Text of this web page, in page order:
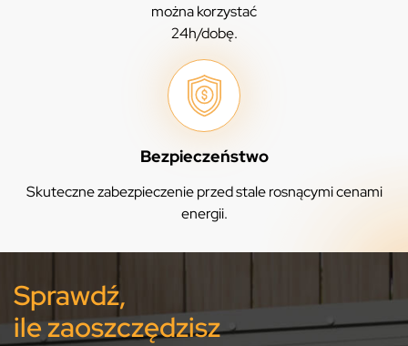
można korzystać
24h/dobę.
Bezpieczeństwo
Skuteczne zabezpieczenie przed stale rosnącymi cenami
energii.
Sprawdź,
ile zaoszczędzisz